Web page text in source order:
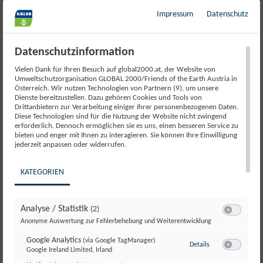
Es ist das von den ökologischen Standards her
wahrscheinlich bestsanierte Gründerzeithaus
die gesamte Fassade abgetragen und nach der
Dämmung neu angelegt. Die alten Fenster
wurden mit Passivstandard-Fenstern getauscht,
in jedem Stock Lüftungsgeräte und am Dach
eine Photovoltaikanlage installiert. Das Kernstück
Heizanlage mit Pelletskessel, die die Wohnungen
mit nachhaltiger Wärme versorgt. Vor der
Sanierung war für das Haus ein
Heizenergiebedarf von rund 186
Kilowattstunden pro Quadratmeter und Jahr
(kWh/m2a) notwendig, seither liegt er bei 23
Impressum Datenschutz
Datenschutzinformation
Vielen Dank für Ihren Besuch auf global2000.at, der Website von
Umweltschutzorganisation GLOBAL 2000/Friends of the Earth Austria in
Österreich. Wir nutzen Technologien von Partnern (9), um unsere
Dienste bereitzustellen. Dazu gehören Cookies und Tools von
Drittanbietern zur Verarbeitung einiger Ihrer personenbezogenen Daten.
Diese Technologien sind für die Nutzung der Website nicht zwingend
erforderlich. Dennoch ermöglichen sie es uns, einen besseren Service zu
bieten und enger mit Ihnen zu interagieren. Sie können Ihre Einwilligung
jederzeit anpassen oder widerrufen.
KATEGORIEN
Analyse / Statistik (2)
Anonyme Auswertung zur Fehlerbehebung und Weiterentwicklung
Google Analytics (via Google TagManager)
Google Ireland Limited, Irland
Details zu Google